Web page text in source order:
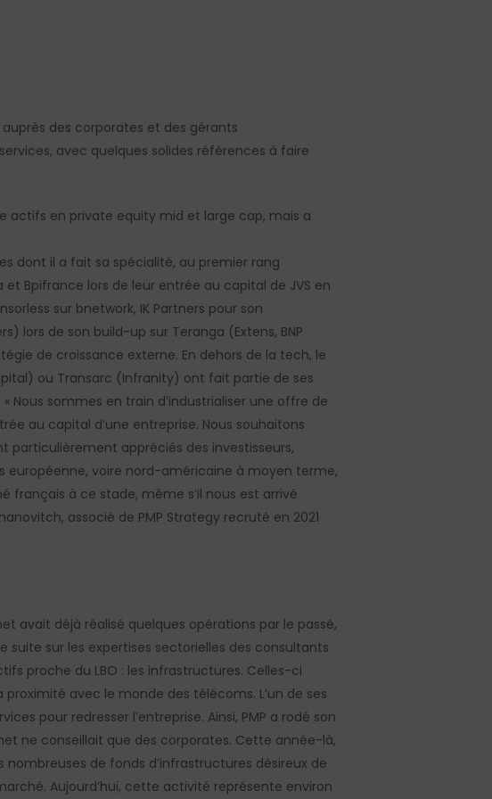
auprès des corporates et des gérants
avec quelques solides références à faire
actifs en private equity mid et large cap, mais a
dont il a fait sa spécialité, au premier rang
Bpifrance lors de leur entrée au capital de JVS en
sur bnetwork, IK Partners pour son
lors de son build-up sur Teranga (Extens, BNP
de croissance externe. En dehors de la tech, le
ou Transarc (Infranity) ont fait partie de ses
Nous sommes en train d’industrialiser une offre de
au capital d’une entreprise. Nous souhaitons
particulièrement appréciés des investisseurs,
européenne, voire nord-américaine à moyen terme,
à ce stade, même s’il nous est arrivé
associé de PMP Strategy recruté en 2021
avait déjà réalisé quelques opérations par le passé,
suite sur les expertises sectorielles des consultants
proche du LBO : les infrastructures. Celles-ci
avec le monde des télécoms. L’un de ses
pour redresser l’entreprise. Ainsi, PMP a rodé son
ne conseillait que des corporates. Cette année-là,
de fonds d’infrastructures désireux de
Aujourd’hui, cette activité représente environ